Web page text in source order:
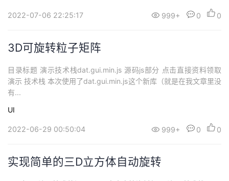
2022-07-06 22:25:17 999+ 0 0
3D可旋转粒子矩阵
目录标题 演示技术栈dat.gui.min.js 源码js部分 点击直接资料领取
演示 技术栈 本次使用了dat.gui.min.js这个新库（就是在我文章里没
有...
UI
2022-06-29 00:50:04 999+ 0 0
实现简单的三D立方体自动旋转